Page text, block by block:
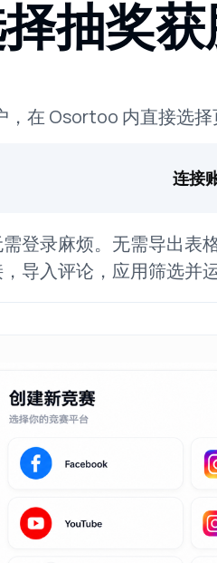
抽奖获
在 Osortoo 内直接选择
连接
需登录麻烦。无需导出表
导入评论，应用筛选并